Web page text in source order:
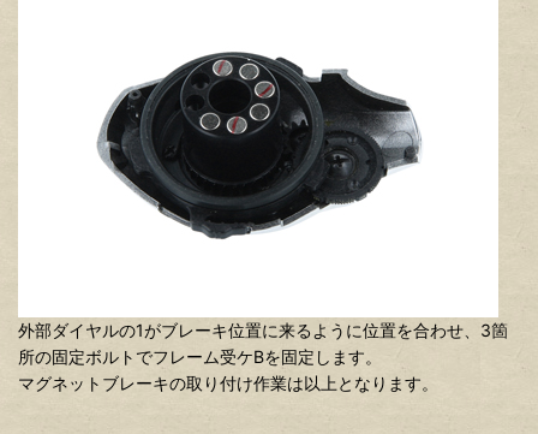
外部ダイヤルの1がブレーキ位置に来るように位置を合わせ、3箇
所の固定ボルトでフレーム受ケBを固定します。
マグネットブレーキの取り付け作業は以上となります。